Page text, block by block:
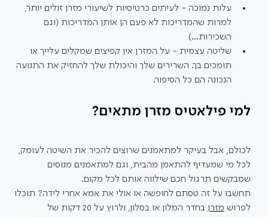
עלות נמוכה - לעיתים כרטיסיות לשיעורי מזרן זולים יותר,
למרות שהמדריכות לא פעם הן אותן המדריכות (וגם
השכירות...)
שליטה עצמית - על המזרן אין קפיצים שמקלים עלייך או
תומכים בך. השרירים שלך והיכולת שלך להחזיק את התנועה
הנכונה הם כל הסיפור.
למי פילאטיס מזרן מתאים?
לכולם, אבל בעיקר למתאמנים שרוצים להכיר את השיטה לעומק,
לכל מי שמעדיף להתאמן מהבית, וגם למתאמנים מנוסים
שמבקשים תרגול חכם שילווה אותם לכל מקום.
תחשבו על זה טסתם לחופשה או אולי את אמא אחרי לידה? תוכלו
לפרוש מזרן
בחדר המלון או בסלון, ולרוץ על 20 דקות של